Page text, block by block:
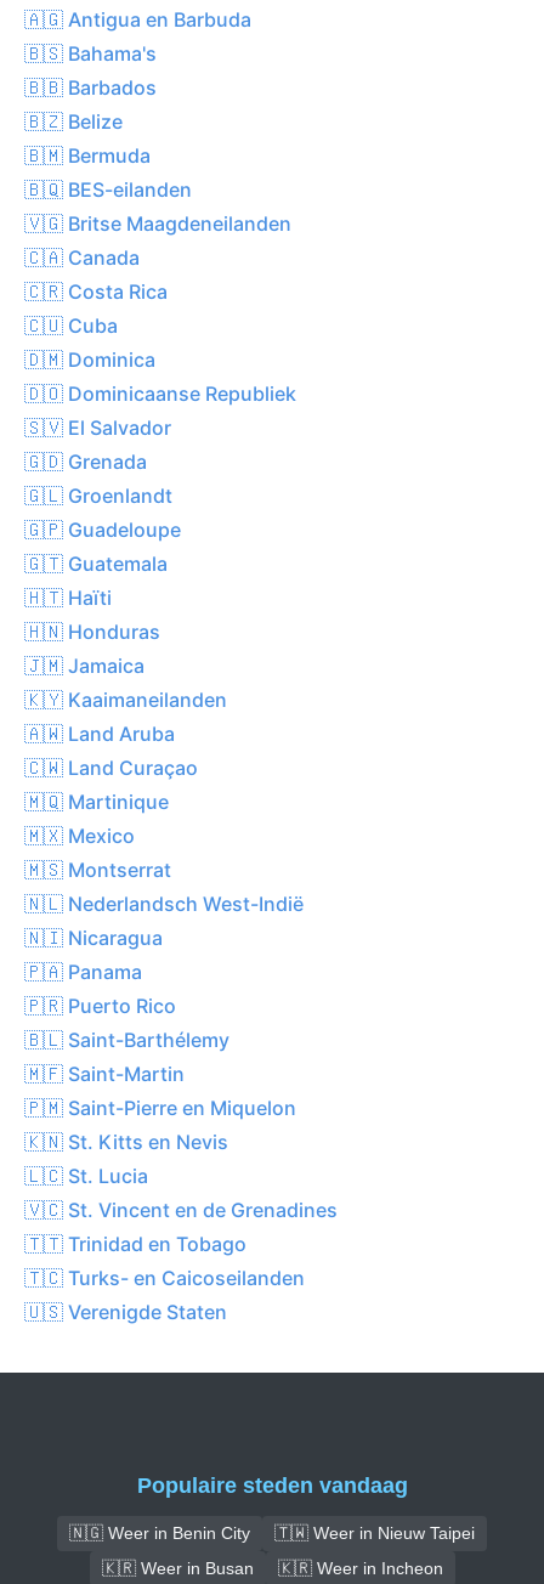
🇦🇬 Antigua en Barbuda
🇧🇸 Bahama's
🇧🇧 Barbados
🇧🇿 Belize
🇧🇲 Bermuda
🇧🇶 BES-eilanden
🇻🇬 Britse Maagdeneilanden
🇨🇦 Canada
🇨🇷 Costa Rica
🇨🇺 Cuba
🇩🇲 Dominica
🇩🇴 Dominicaanse Republiek
🇸🇻 El Salvador
🇬🇩 Grenada
🇬🇱 Groenlandt
🇬🇵 Guadeloupe
🇬🇹 Guatemala
🇭🇹 Haïti
🇭🇳 Honduras
🇯🇲 Jamaica
🇰🇾 Kaaimaneilanden
🇦🇼 Land Aruba
🇨🇼 Land Curaçao
🇲🇶 Martinique
🇲🇽 Mexico
🇲🇸 Montserrat
🇳🇱 Nederlandsch West-Indië
🇳🇮 Nicaragua
🇵🇦 Panama
🇵🇷 Puerto Rico
🇧🇱 Saint-Barthélemy
🇲🇫 Saint-Martin
🇵🇲 Saint-Pierre en Miquelon
🇰🇳 St. Kitts en Nevis
🇱🇨 St. Lucia
🇻🇨 St. Vincent en de Grenadines
🇹🇹 Trinidad en Tobago
🇹🇨 Turks- en Caicoseilanden
🇺🇸 Verenigde Staten
Populaire steden vandaag
🇳🇬 Weer in Benin City
🇹🇼 Weer in Nieuw Taipei
🇰🇷 Weer in Busan
🇰🇷 Weer in Incheon